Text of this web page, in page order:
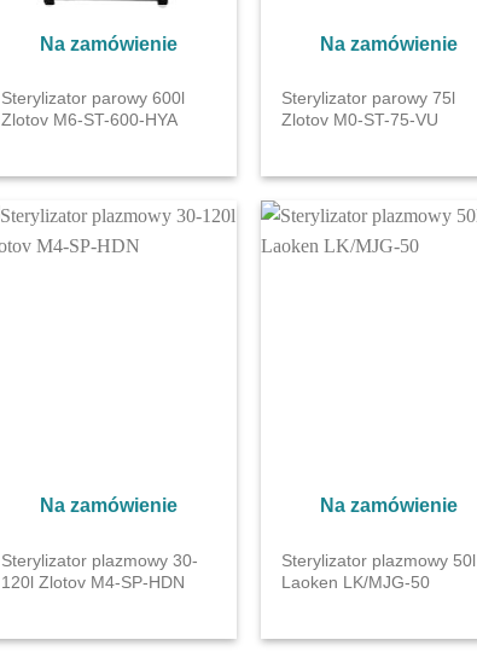
Na zamówienie
Sterylizator parowy 600l
Zlotov M6-ST-600-HYA
Na zamówienie
Sterylizator parowy 75l
Zlotov М0-ST-75-VU
Na zamówienie
Sterylizator plazmowy 30-
120l Zlotov M4-SP-HDN
Na zamówienie
Sterylizator plazmowy 50l
Laoken LK/MJG-50